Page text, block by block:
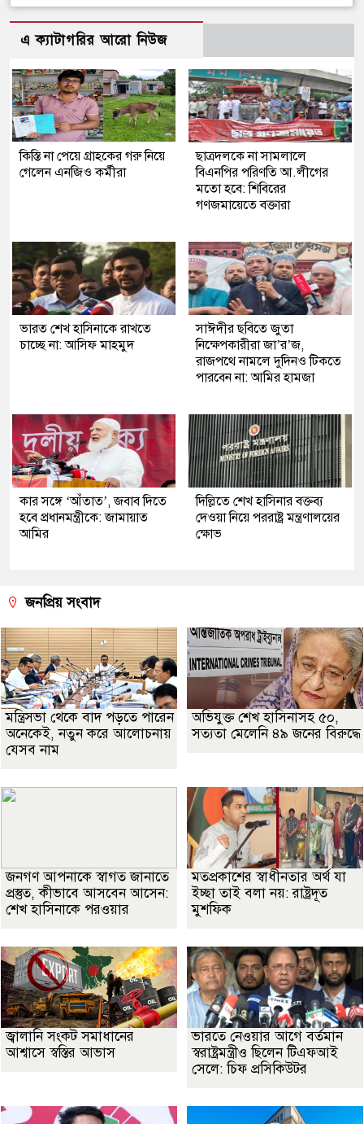
এ ক্যাটাগরির আরো নিউজ
কিস্তি না পেয়ে গ্রাহকের গরু নিয়ে
গেলেন এনজিও কর্মীরা
ছাত্রদলকে না সামলালে
বিএনপির পরিণতি আ.লীগের
মতো হবে: শিবিরের
গণজমায়েতে বক্তারা
ভারত শেখ হাসিনাকে রাখতে
চাচ্ছে না: আসিফ মাহমুদ
সাঈদীর ছবিতে জুতা
নিক্ষেপকারীরা জা’র’জ,
রাজপথে নামলে দুদিনও টিকতে
পারবেন না: আমির হামজা
কার সঙ্গে ‘আঁতাত’, জবাব দিতে
হবে প্রধানমন্ত্রীকে: জামায়াত
আমির
দিল্লিতে শেখ হাসিনার বক্তব্য
দেওয়া নিয়ে পররাষ্ট্র মন্ত্রণালয়ের
ক্ষোভ
জনপ্রিয় সংবাদ
মন্ত্রিসভা থেকে বাদ পড়তে পারেন
অনেকেই, নতুন করে আলোচনায়
যেসব নাম
অভিযুক্ত শেখ হাসিনাসহ ৫০,
সত্যতা মেলেনি ৪৯ জনের বিরুদ্ধে
জনগণ আপনাকে স্বাগত জানাতে
প্রস্তুত, কীভাবে আসবেন আসেন:
শেখ হাসিনাকে পরওয়ার
মতপ্রকাশের স্বাধীনতার অর্থ যা
ইচ্ছা তাই বলা নয়: রাষ্ট্রদূত
মুশফিক
জ্বালানি সংকট সমাধানের
আশ্বাসে স্বস্তির আভাস
ভারতে নেওয়ার আগে বর্তমান
স্বরাষ্ট্রমন্ত্রীও ছিলেন টিএফআই
সেলে: চিফ প্রসিকিউটর